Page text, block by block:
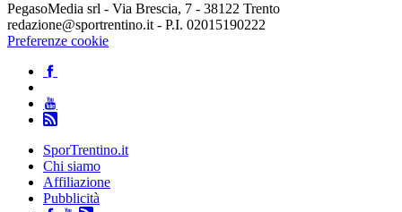
PegasoMedia srl - Via Brescia, 7 - 38122 Trento
redazione@sportrentino.it - P.I. 02015190222
Preferenze cookie
SporTrentino.it
Chi siamo
Affiliazione
Pubblicità